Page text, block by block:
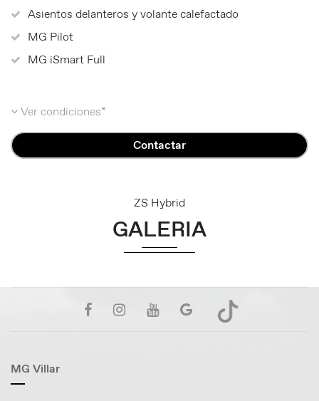
Asientos delanteros y volante calefactado
MG Pilot
MG iSmart Full
Ver condiciones*
Contactar
ZS Hybrid
GALERIA
MG Villar